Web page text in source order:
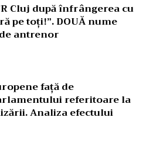
Cluj după înfrângerea cu
pe toți!”. DOUĂ nume
antrenor
față de
referitoare la
Analiza efectului